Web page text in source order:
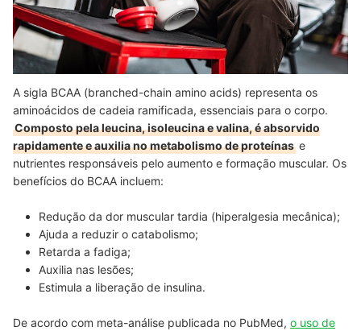
A sigla BCAA (branched-chain amino acids) representa os
aminoácidos de cadeia ramificada, essenciais para o corpo.
Composto pela leucina, isoleucina e valina, é absorvido
rapidamente e auxilia no metabolismo de proteínas e
nutrientes responsáveis pelo aumento e formação muscular. Os
benefícios do BCAA incluem:
Redução da dor muscular tardia (hiperalgesia mecânica);
Ajuda a reduzir o catabolismo;
Retarda a fadiga;
Auxilia nas lesões;
Estimula a liberação de insulina.
De acordo com meta-análise publicada no PubMed, o uso de